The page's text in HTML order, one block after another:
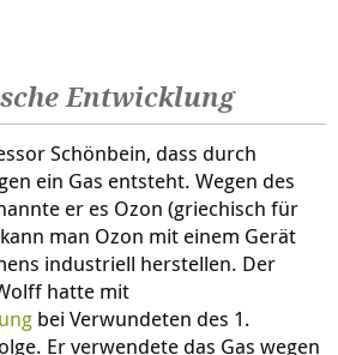
Entwicklung
Schönbein, dass durch
ein Gas entsteht. Wegen des
er es Ozon (griechisch für
man Ozon mit einem Gerät
industriell herstellen. Der
hatte mit
bei Verwundeten des 1.
Er verwendete das Gas wegen